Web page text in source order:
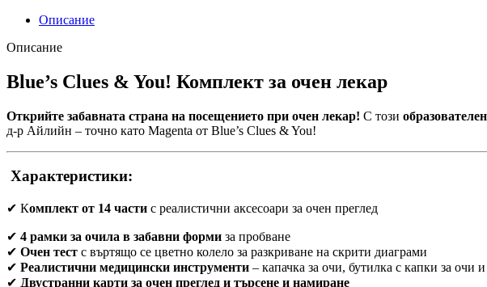
Описание
Описание
Blue’s Clues & You! Комплект за очен лекар
Открийте забавната страна на посещението при очен лекар! С този
д-р Айлийн – точно като Magenta от Blue’s Clues & You!
Характеристики:
✔ Комплект от 14 части с реалистични аксесоари за очен преглед
✔ 4 рамки за очила в забавни форми за пробване
✔ Очен тест с въртящо се цветно колело за разкриване на скрити диаграми
✔ Реалистични медицински инструменти – капачка за очи, бутилка с капки за очи
✔ Двустранни карти за очен преглед и търсене и намиране